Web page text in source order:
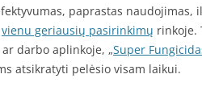
paprastas
vienu geriausių pasirinkimų rinkoje.
darbo aplinkoje, „Super
atsikratyti pelėsio visam laikui.